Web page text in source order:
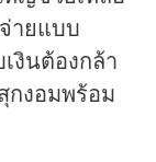
ายแบบ
งินต้องกล้า
กงอมพร้อม